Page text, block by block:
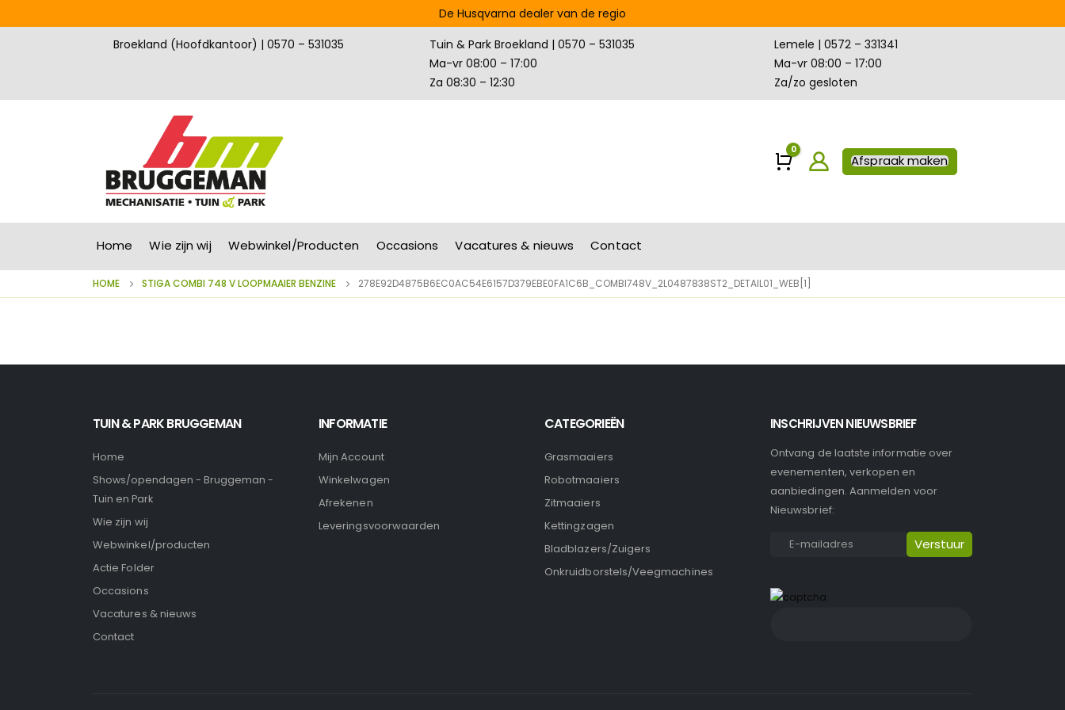
De Husqvarna dealer van de regio
Broekland (Hoofdkantoor) | 0570 – 531035
Tuin & Park Broekland | 0570 – 531035
Ma-vr 08:00 – 17:00
Za 08:30 – 12:30
Lemele | 0572 – 331341
Ma-vr 08:00 – 17:00
Za/zo gesloten
Winkelwagen
0
Afspraak maken
Home Wie zijn wij Webwinkel/Producten Occasions Vacatures & nieuws Contact
HOME STIGA COMBI 748 V LOOPMAAIER BENZINE 278E92D4875B6EC0AC54E6157D379EBE0FA1C6B_COMBI748V_2L0487838ST2_DETAIL01_WEB[1]
TUIN & PARK BRUGGEMAN
Home
Shows/opendagen - Bruggeman -
Tuin en Park
Wie zijn wij
Webwinkel/producten
Actie Folder
Occasions
Vacatures & nieuws
Contact
INFORMATIE
Mijn Account
Winkelwagen
Afrekenen
Leveringsvoorwaarden
CATEGORIEËN
Grasmaaiers
Robotmaaiers
Zitmaaiers
Kettingzagen
Bladblazers/Zuigers
Onkruidborstels/Veegmachines
INSCHRIJVEN NIEUWSBRIEF
Ontvang de laatste informatie over
evenementen, verkopen en
aanbiedingen. Aanmelden voor
Nieuwsbrief: